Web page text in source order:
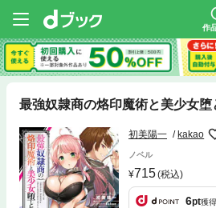
作
最強奴隷商の烙印魔術と美少女堕
初美陽一 kakao
ノベル
715(税込)
6pt獲得